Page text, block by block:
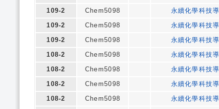
109-2
Chem5098
永續化學科技
109-2
Chem5098
永續化學科技
109-2
Chem5098
永續化學科技
108-2
Chem5098
永續化學科技
108-2
Chem5098
永續化學科技
108-2
Chem5098
永續化學科技
108-2
Chem5098
永續化學科技